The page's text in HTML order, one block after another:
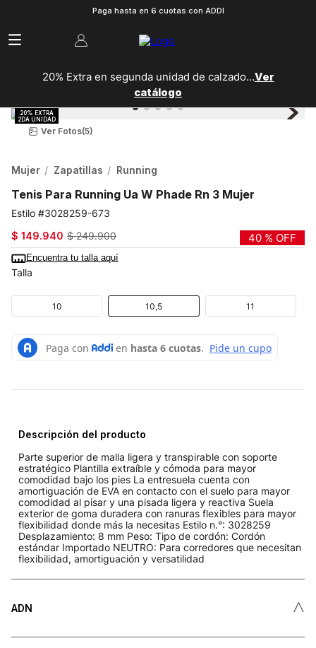
Paga hasta en 6 cuotas con ADDI
20% Extra en segunda unidad de calzado...Ver
catálogo
Ver Fotos(5)
Mujer Zapatillas Running
Tenis Para Running Ua W Phade Rn 3 Mujer
3028259-673
$ 149.940 $ 249.900 40 % OFF
Encuentra tu talla aquí
Talla
10 11
10,5
Descripción del producto
Parte superior de malla ligera y transpirable con soporte
estratégico Plantilla extraíble y cómoda para mayor
comodidad bajo los pies La entresuela cuenta con
amortiguación de EVA en contacto con el suelo para mayor
comodidad al pisar y una pisada ligera y reactiva Suela
exterior de goma duradera con ranuras flexibles para mayor
flexibilidad donde más la necesitas Estilo n.°: 3028259
Desplazamiento: 8 mm Peso: Tipo de cordón: Cordón
estándar Importado NEUTRO: Para corredores que necesitan
flexibilidad, amortiguación y versatilidad
ADN ˄